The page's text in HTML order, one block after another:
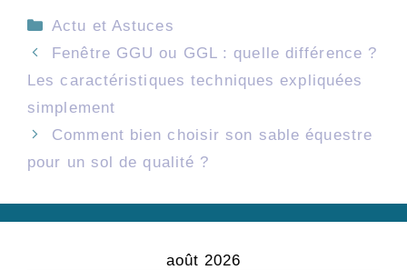
Catégories
Actu et Astuces
Fenêtre GGU ou GGL : quelle différence ?
Les caractéristiques techniques expliquées
simplement
Comment bien choisir son sable équestre
pour un sol de qualité ?
août 2026